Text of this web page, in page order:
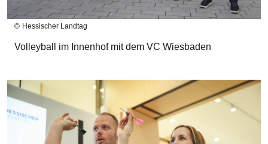
Hessischer Landtag
Volleyball im Innenhof mit dem VC Wiesbaden
Bilddatei